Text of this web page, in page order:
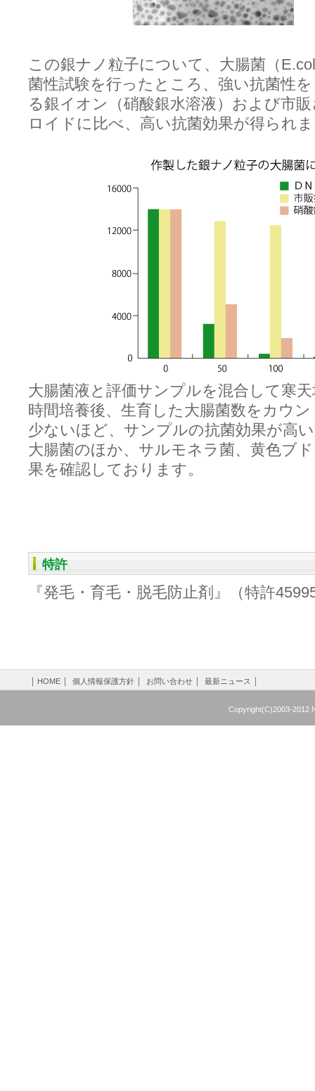
この銀ナノ粒子について、大腸菌（
菌性試験を行ったところ、強い抗菌性
る銀イオン（硝酸銀水溶液）および市
ロイドに比べ、高い抗菌効果が得られ
大腸菌液と評価サンプルを混合して寒
時間培養後、生育した大腸菌数をカウ
少ないほど、サンプルの抗菌効果が高
大腸菌のほか、サルモネラ菌、黄色ブ
果を確認しております。
特許
『発毛・育毛・脱毛防止剤』（特許
｜ HOME ｜ 個人情報保護方針 ｜ お問い合わせ ｜ 最新ニュース ｜
Copyright(C)2003-2012